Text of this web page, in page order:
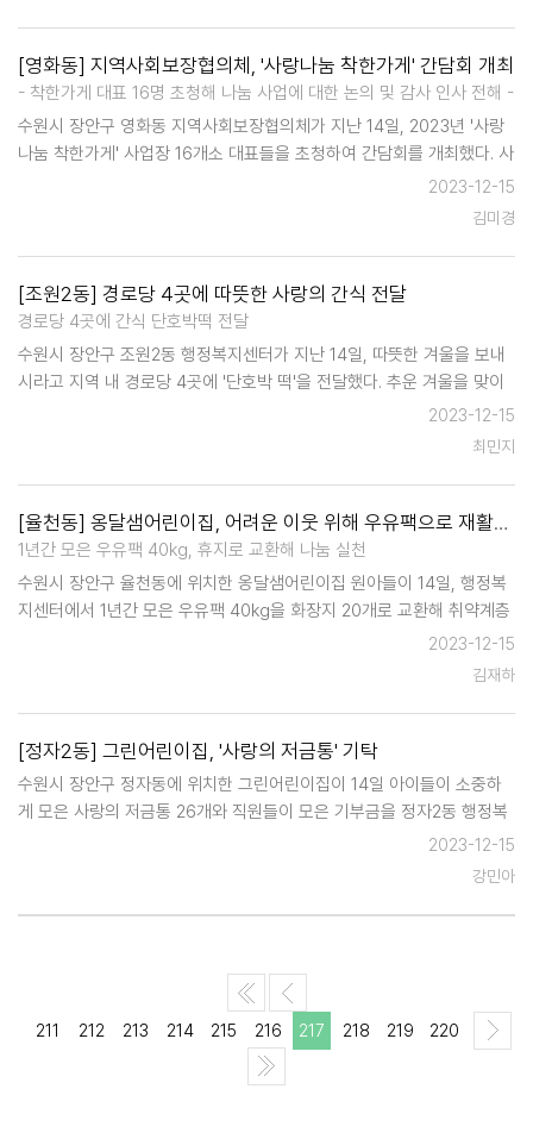
[영화동] 지역사회보장협의체, '사랑나눔 착한가게' 간담회 개최
- 착한가게 대표 16명 초청해 나눔 사업에 대한 논의 및 감사 인사 전해 -
수원시 장안구 영화동 지역사회보장협의체가 지난 14일, 2023년 '사랑
나눔 착한가게' 사업장 16개소 대표들을 초청하여 간담회를 개최했다. 사
랑나눔 착한가게 업소(거북시장 음식점)들은 영화동 민관협력 특화사업
인 '영양듬뿍 행복반찬' 사업으로 매월 2회, 저소득층을 위해 반찬을 …
2023-12-15
김미경
[조원2동] 경로당 4곳에 따뜻한 사랑의 간식 전달
경로당 4곳에 간식 단호박떡 전달
수원시 장안구 조원2동 행정복지센터가 지난 14일, 따뜻한 겨울을 보내
시라고 지역 내 경로당 4곳에 '단호박 떡'을 전달했다. 추운 겨울을 맞이
하는 어르신들을 격려하고 지역 어르신 복지향상에 기여하기 위해 떡을
2023-12-15
최민지
[율천동] 옹달샘어린이집, 어려운 이웃 위해 우유팩으로 재활용한 휴지 기부
1년간 모은 우유팩 40kg, 휴지로 교환해 나눔 실천
수원시 장안구 율천동에 위치한 옹달샘어린이집 원아들이 14일, 행정복
지센터에서 1년간 모은 우유팩 40kg을 화장지 20개로 교환해 취약계층
어르신께 직접 전달했다. 동 행정복지센터는 우유팩 2kg를 모아올 때 휴
2023-12-15
김재하
[정자2동] 그린어린이집, '사랑의 저금통' 기탁
수원시 장안구 정자동에 위치한 그린어린이집이 14일 아이들이 소중하
게 모은 사랑의 저금통 26개와 직원들이 모은 기부금을 정자2동 행정복
지센터에 전달했다. 사랑의 저금통은 4개월 전부터 아이들과 학부모가
함께 모은 것이다. 이금란 원장은 "용돈을 차곡차곡 모은 아이들의 정성
2023-12-15
강민아
211 212 213 214 215 216 217 218 219 220